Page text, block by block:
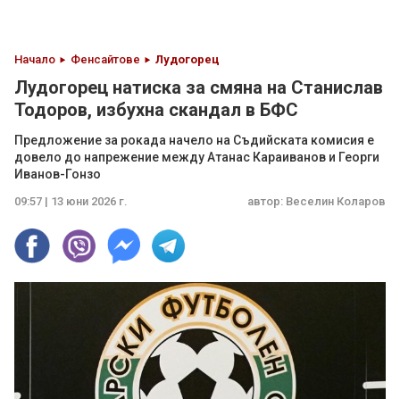
Начало Фенсайтове Лудогорец
Лудогорец натиска за смяна на Станислав
Тодоров, избухна скандал в БФС
Предложение за рокада начело на Съдийската комисия е
довело до напрежение между Атанас Караиванов и Георги
Иванов-Гонзо
09:57 | 13 юни 2026 г. автор: Веселин Коларов